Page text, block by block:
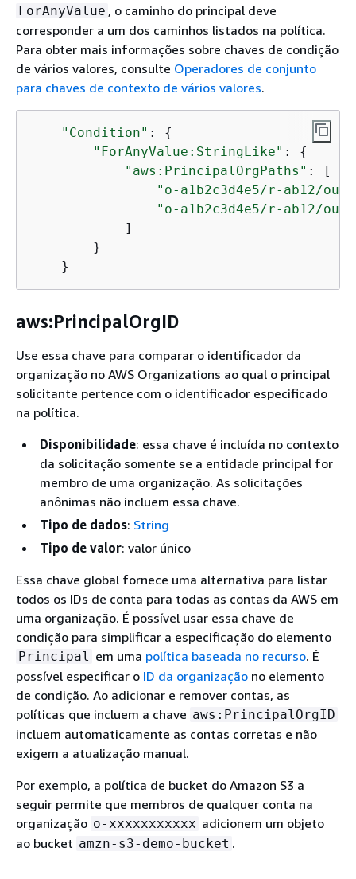
ForAnyValue , o caminho do principal deve
corresponder a um dos caminhos listados na política.
Para obter mais informações sobre chaves de condição
de vários valores, consulte Operadores de conjunto
para chaves de contexto de vários valores.
"Condition" : {
"ForAnyValue:StringLike" : {
"aws:PrincipalOrgPaths" : [
"o-a1b2c3d4e5/r-ab12/ou-
"o-a1b2c3d4e5/r-ab12/ou-
            ]
        }
    }
aws:PrincipalOrgID
Use essa chave para comparar o identificador da
organização no AWS Organizations ao qual o principal
solicitante pertence com o identificador especificado
na política.
Disponibilidade: essa chave é incluída no contexto
da solicitação somente se a entidade principal for
membro de uma organização. As solicitações
anônimas não incluem essa chave.
Tipo de dados: String
Tipo de valor: valor único
Essa chave global fornece uma alternativa para listar
todos os IDs de conta para todas as contas da AWS em
uma organização. É possível usar essa chave de
condição para simplificar a especificação do elemento
Principal em uma política baseada no recurso. É
possível especificar o ID da organização no elemento
de condição. Ao adicionar e remover contas, as
políticas que incluem a chave aws:PrincipalOrgID
incluem automaticamente as contas corretas e não
exigem a atualização manual.
Por exemplo, a política de bucket do Amazon S3 a
seguir permite que membros de qualquer conta na
organização o-xxxxxxxxxxx adicionem um objeto
ao bucket amzn-s3-demo-bucket .